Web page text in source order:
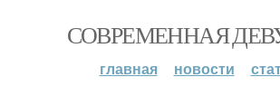
СОВРЕМЕННАЯ
главная новости